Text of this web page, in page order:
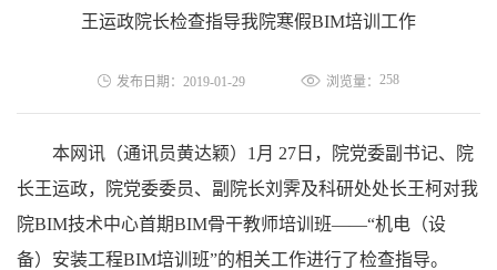
王运政院长检查指导我院寒假BIM培训工作
发布日期：2019-01-29 浏览量： 258
本网讯（通讯员黄达颖）1月 27日，院党委副书记、院
长王运政，院党委委员、副院长刘霁及科研处处长王柯对我
院BIM技术中心首期BIM骨干教师培训班——“机电（设
备）安装工程BIM培训班”的相关工作进行了检查指导。